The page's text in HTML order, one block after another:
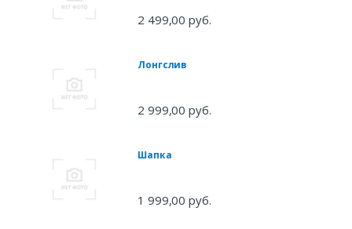
2 499,00 руб.
Лонгслив
2 999,00 руб.
Шапка
1 999,00 руб.